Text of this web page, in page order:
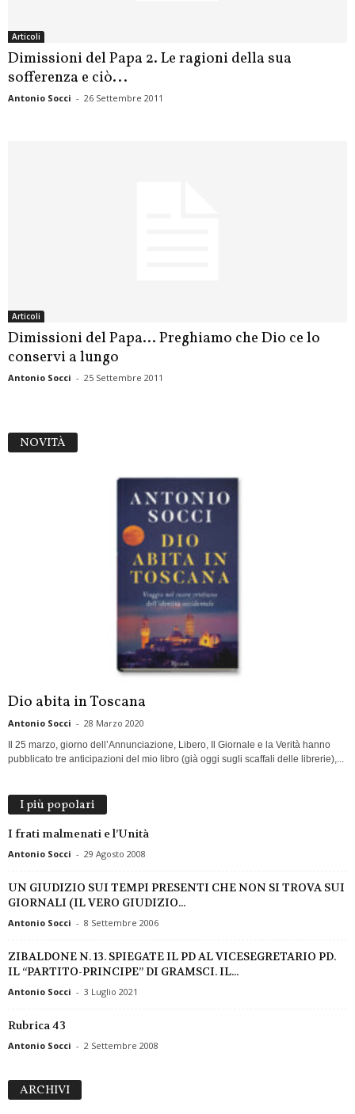
Articoli
Dimissioni del Papa 2. Le ragioni della sua
sofferenza e ciò...
Antonio Socci - 26 Settembre 2011
Articoli
Dimissioni del Papa… Preghiamo che Dio ce lo
conservi a lungo
Antonio Socci - 25 Settembre 2011
NOVITÀ
Dio abita in Toscana
Antonio Socci - 28 Marzo 2020
Il 25 marzo, giorno dell’Annunciazione, Libero, Il Giornale e la Verità hanno
pubblicato tre anticipazioni del mio libro (già oggi sugli scaffali delle librerie),...
I più popolari
I frati malmenati e l’Unità
Antonio Socci - 29 Agosto 2008
UN GIUDIZIO SUI TEMPI PRESENTI CHE NON SI TROVA SUI
GIORNALI (IL VERO GIUDIZIO...
Antonio Socci - 8 Settembre 2006
ZIBALDONE N. 13. SPIEGATE IL PD AL VICESEGRETARIO PD.
IL “PARTITO-PRINCIPE” DI GRAMSCI. IL...
Antonio Socci - 3 Luglio 2021
Rubrica 43
Antonio Socci - 2 Settembre 2008
ARCHIVI